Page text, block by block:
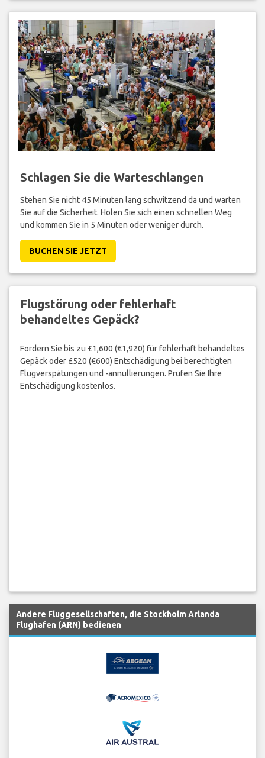
Schlagen Sie die Warteschlangen
Stehen Sie nicht 45 Minuten lang schwitzend da und warten
Sie auf die Sicherheit. Holen Sie sich einen schnellen Weg
und kommen Sie in 5 Minuten oder weniger durch.
BUCHEN SIE JETZT
Flugstörung oder fehlerhaft
behandeltes Gepäck?
Fordern Sie bis zu £1,600 (€1,920) für fehlerhaft behandeltes
Gepäck oder £520 (€600) Entschädigung bei berechtigten
Flugverspätungen und -annullierungen. Prüfen Sie Ihre
Entschädigung kostenlos.
Andere Fluggesellschaften, die Stockholm Arlanda
Flughafen (ARN) bedienen